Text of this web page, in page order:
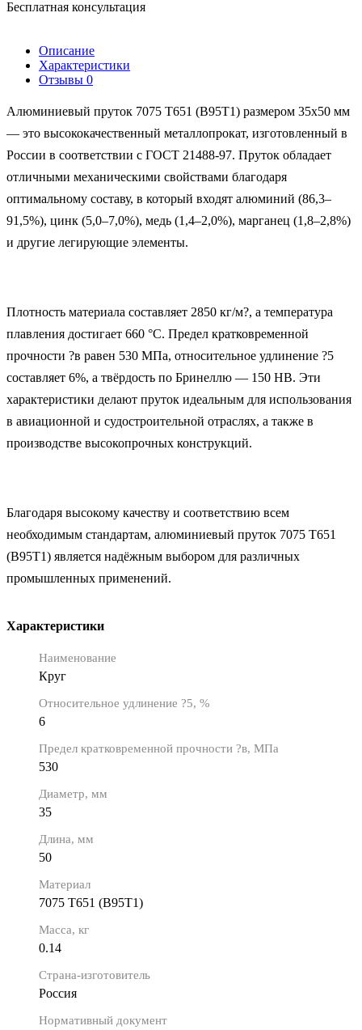
Бесплатная консультация
Описание
Характеристики
Отзывы 0
Алюминиевый пруток 7075 Т651 (В95Т1) размером 35х50 мм
— это высококачественный металлопрокат, изготовленный в
России в соответствии с ГОСТ 21488-97. Пруток обладает
отличными механическими свойствами благодаря
оптимальному составу, в который входят алюминий (86,3–
91,5%), цинк (5,0–7,0%), медь (1,4–2,0%), марганец (1,8–2,8%)
и другие легирующие элементы.
Плотность материала составляет 2850 кг/м?, а температура
плавления достигает 660 °C. Предел кратковременной
прочности ?в равен 530 МПа, относительное удлинение ?5
составляет 6%, а твёрдость по Бринеллю — 150 HB. Эти
характеристики делают пруток идеальным для использования
в авиационной и судостроительной отраслях, а также в
производстве высокопрочных конструкций.
Благодаря высокому качеству и соответствию всем
необходимым стандартам, алюминиевый пруток 7075 Т651
(В95Т1) является надёжным выбором для различных
промышленных применений.
Характеристики
Наименование
Круг
Относительное удлинение ?5, %
6
Предел кратковременной прочности ?в, МПа
530
Диаметр, мм
35
Длина, мм
50
Материал
7075 Т651 (В95Т1)
Масса, кг
0.14
Страна-изготовитель
Россия
Нормативный документ